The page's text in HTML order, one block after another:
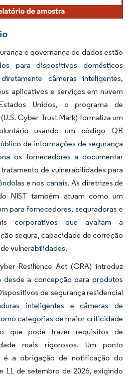
e governança de dados estão
para dispositivos domésticos
câmeras inteligentes,
aplicativos e serviços em nuvem
Unidos, o programa de
Cyber Trust Mark) formaliza um
usando um código QR
de informações de segurança
os fornecedores a documentar
de vulnerabilidades para
e nos canais. As diretrizes de
NIST também atuam como um
para fornecedores, seguradoras e
corporativos que avaliam a
segura, capacidade de correção
vulnerabilidades.
Resilience Act (CRA) introduz
desde a concepção para produtos
de segurança residencial
inteligentes e câmeras de
categorias de maior criticidade
que pode trazer requisitos de
mais rigorosos. Um ponto
é a obrigação de notificação do
11 de setembro de 2026, exigindo